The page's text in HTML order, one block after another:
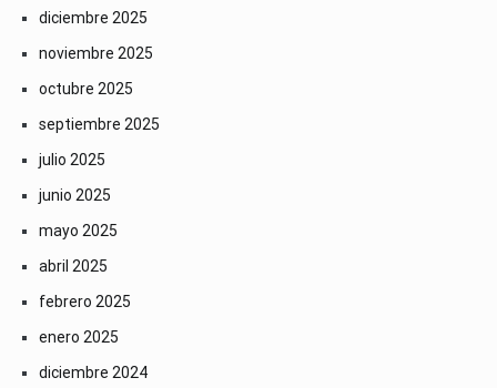
diciembre 2025
noviembre 2025
octubre 2025
septiembre 2025
julio 2025
junio 2025
mayo 2025
abril 2025
febrero 2025
enero 2025
diciembre 2024